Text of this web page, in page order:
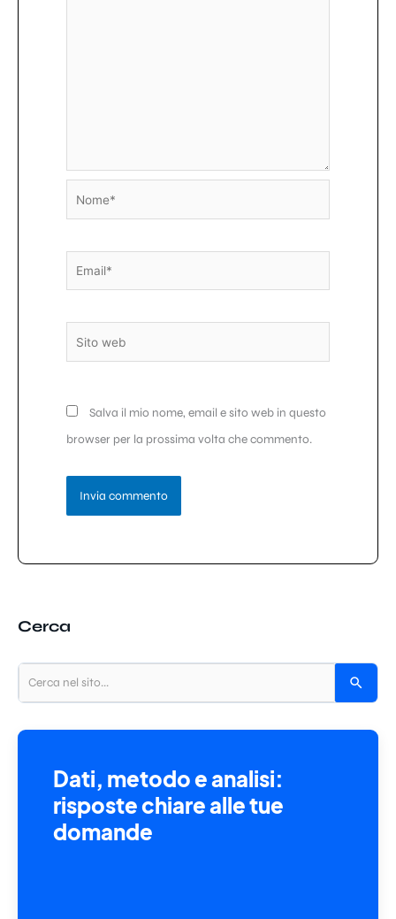
Nome*
Email*
Sito
web
Salva il mio nome, email e sito web in questo
browser per la prossima volta che commento.
Cerca
Dati, metodo e analisi:
risposte chiare alle tue
domande